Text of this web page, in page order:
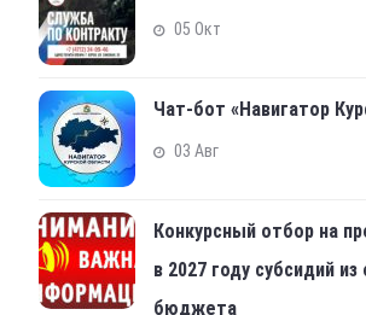
05 Окт
Чат-бот «Навигатор
03 Авг
Конкурсный отбор на
в 2027 году субсидий
бюджета